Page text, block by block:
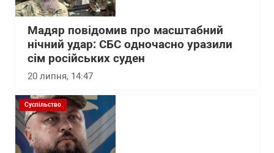
Мадяр повідомив про масштабний
нічний удар: СБС одночасно уразили
сім російських суден
20 липня, 14:47
Суспільство